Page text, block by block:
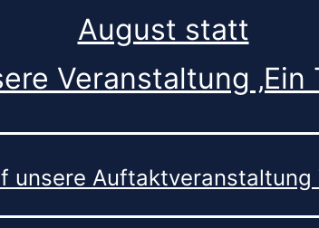
August statt
Veranstaltung ‚Ein
unsere Auftaktveranstaltung